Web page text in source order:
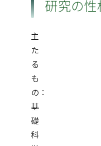
研究の性
主
た
る
も
の：
基
礎
科